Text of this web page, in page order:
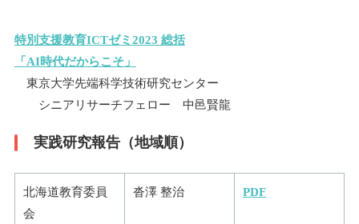
特別支援教育ICTゼミ2023 総括
「AI時代だからこそ」
東京大学先端科学技術研究センター
シニアリサーチフェロー 中邑賢龍
実践研究報告（地域順）
北海道教育委員
会
沓澤 整治 PDF